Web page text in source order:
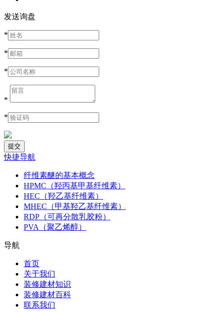
发送询盘
*
*
*
*
*
快捷导航
纤维素醚的基本概念
HPMC（羟丙基甲基纤维素）
HEC（羟乙基纤维素）
MHEC（甲基羟乙基纤维素）
RDP（可再分散乳胶粉）
PVA（聚乙烯醇）
导航
首页
关于我们
装修建材知识
装修建材百科
联系我们